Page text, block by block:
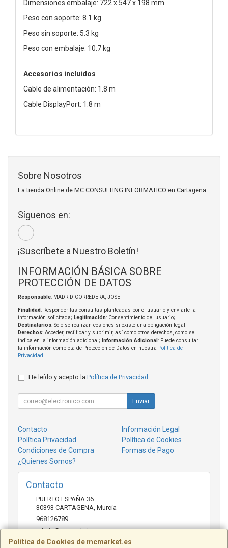
Dimensiones embalaje: 722 x 547 x 198 mm
Peso con soporte: 8.1 kg
Peso sin soporte: 5.3 kg
Peso con embalaje: 10.7 kg
Accesorios incluidos
Cable de alimentación: 1.8 m
Cable DisplayPort: 1.8 m
Política de Cookies de mcmarket.es
Sobre Nosotros
La tienda Online de MC CONSULTING INFORMATICO en Cartagena
Síguenos en:
¡Suscríbete a Nuestro Boletín!
INFORMACIÓN BÁSICA SOBRE
PROTECCIÓN DE DATOS
Responsable: MADRID CORREDERA, JOSE
Finalidad: Responder las consultas planteadas por el usuario y enviarle la
información solicitada; Legitimación: Consentimiento del usuario;
Destinatarios: Solo se realizan cesiones si existe una obligación legal;
Derechos: Acceder, rectificar y suprimir, así como otros derechos, como se
indica en la información adicional;
Información Adicional : Puede consultar
la información completa de Protección de Datos en nuestra Política de
Privacidad
He leído y acepto la Política de Privacidad
Enviar
Contacto
Información Legal
Política Privacidad
Política de Cookies
Condiciones de Compra
Formas de Pago
¿Quienes Somos?
Contacto
PUERTO ESPAÑA 36
30393 CARTAGENA Murcia
968126789
admin@mcmarket.es